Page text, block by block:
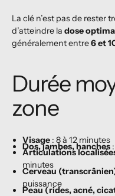
La clé n’est pas de rester
d’atteindre ladose
généralement entre6 et
Durée
zone
Visage: 8 à 12 minutes
Dos, jambes, hanches:
Articulations
minutes
Cerveau
puissance
Peau (rides, acné,